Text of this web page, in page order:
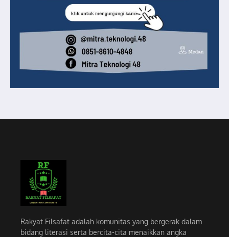
Rakyat Filsafat adalah komunitas yang bergerak dalam
bidang literasi serta bercita-cita menaikkan angka